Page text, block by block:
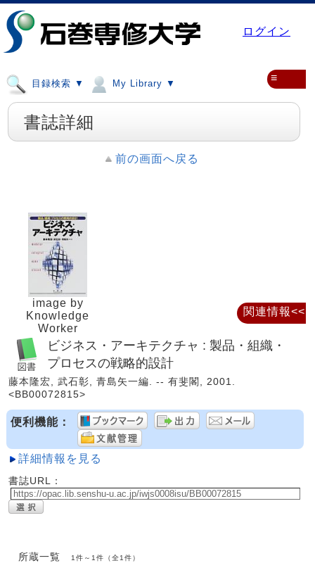
ログイン
目録検索 ▼ My Library ▼ ≡
書誌詳細
前の画面へ戻る
image by
Knowledge
Worker
ビジネス・アーキテクチャ : 製品・組織・
プロセスの戦略的設計
藤本隆宏, 武石彰, 青島矢一編. -- 有斐閣, 2001.
<BB00072815>
便利機能：
詳細情報を見る
書誌URL：
所蔵一覧 1件～1件（全1件）
関連情報<<